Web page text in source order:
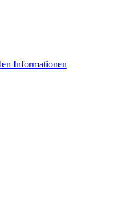
Informationen